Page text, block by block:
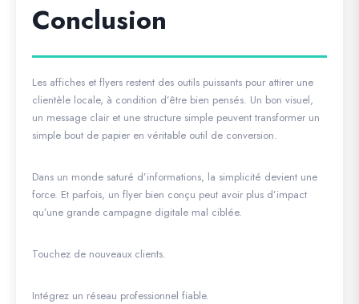
Conclusion
Les affiches et flyers restent des outils puissants pour attirer une
clientèle locale, à condition d’être bien pensés. Un bon visuel,
un message clair et une structure simple peuvent transformer un
simple bout de papier en véritable outil de conversion.
Dans un monde saturé d’informations, la simplicité devient une
force. Et parfois, un flyer bien conçu peut avoir plus d’impact
qu’une grande campagne digitale mal ciblée.
Touchez de nouveaux clients.
Intégrez un réseau professionnel fiable.